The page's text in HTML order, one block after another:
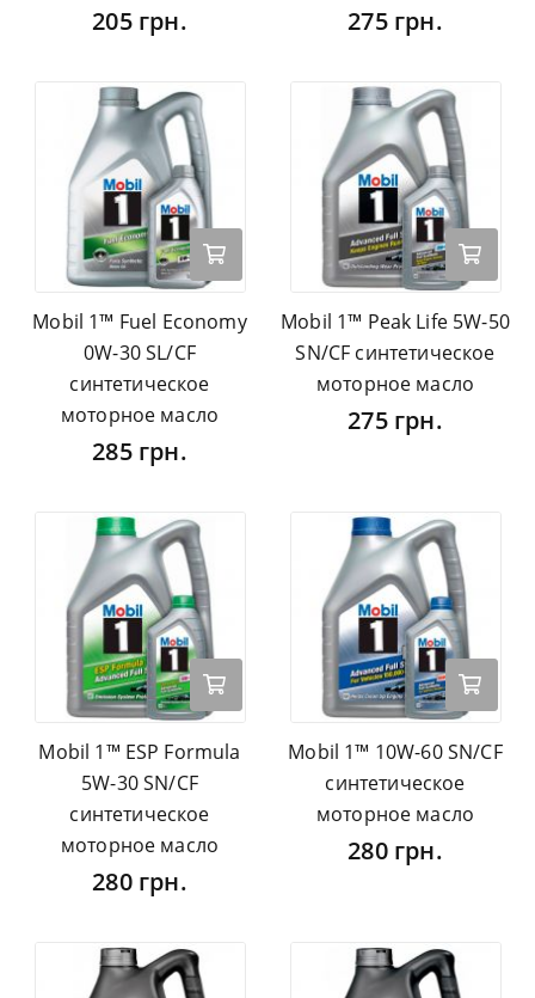
205 грн. 275 грн.
Mobil 1™ Fuel Economy
0W-30 SL/CF
синтетическое
моторное масло
285 грн.
Mobil 1™ Peak Life 5W-50
SN/CF синтетическое
моторное масло
275 грн.
Mobil 1™ ESP Formula
5W-30 SN/CF
синтетическое
моторное масло
280 грн.
Mobil 1™ 10W-60 SN/CF
синтетическое
моторное масло
280 грн.